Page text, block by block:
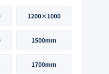
1200×1000
1500mm
1700mm